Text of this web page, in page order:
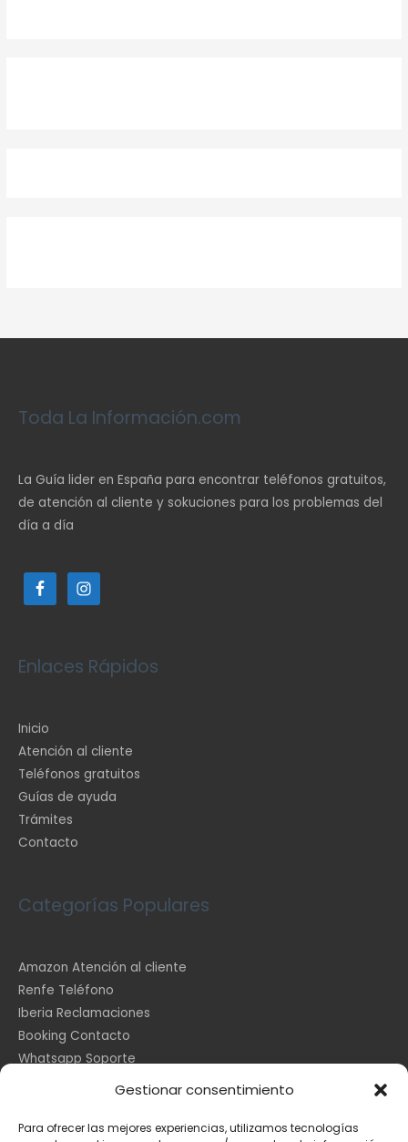
Gestionar consentimiento
Para ofrecer las mejores experiencias, utilizamos tecnologías
Toda La Información.com
La Guía lider en España para encontrar teléfonos gratuitos,
de atención al cliente y sokuciones para los problemas del
día a día
Enlaces Rápidos
Inicio
Atención al cliente
Teléfonos gratuitos
Guías de ayuda
Trámites
Contacto
Categorías Populares
Amazon Atención al cliente
Renfe Teléfono
Iberia Reclamaciones
Booking Contacto
Whatsapp Soporte